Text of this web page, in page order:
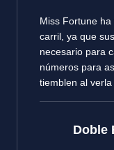
Miss Fortune
carril, ya que
necesario para
números para
tiemblen al verla
Doble